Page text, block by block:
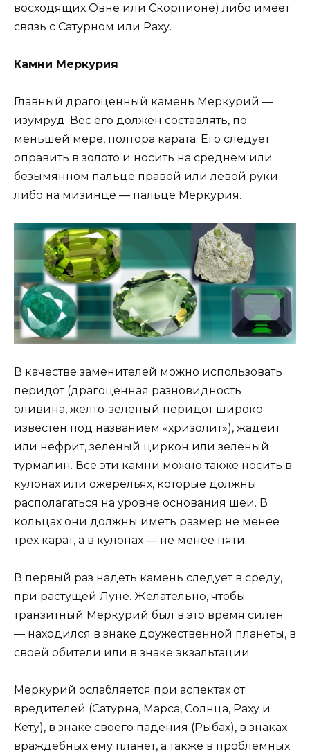
восходящих Овне или Скорпионе) либо имеет
связь с Сатурном или Раху.
Камни Меркурия
Главный драгоценный камень Меркурий —
изумруд. Вес его должен составлять, по
меньшей мере, полтора карата. Его следует
оправить в золото и носить на среднем или
безымянном пальце правой или левой руки
либо на мизинце — пальце Меркурия.
В качестве заменителей можно использовать
перидот (драгоценная разновидность
оливина, желто-зеленый перидот широко
известен под названием «хризолит»), жадеит
или нефрит, зеленый циркон или зеленый
турмалин. Все эти камни можно также носить в
кулонах или ожерельях, которые должны
располагаться на уровне основания шеи. В
кольцах они должны иметь размер не менее
трех карат, а в кулонах — не менее пяти.
В первый раз надеть камень следует в среду,
при растущей Луне. Желательно, чтобы
транзитный Меркурий был в это время силен
— находился в знаке дружественной планеты, в
своей обители или в знаке экзальтации
Меркурий ослабляется при аспектах от
вредителей (Сатурна, Марса, Солнца, Раху и
Кету), в знаке своего падения (Рыбах), в знаках
враждебных ему планет, а также в проблемных